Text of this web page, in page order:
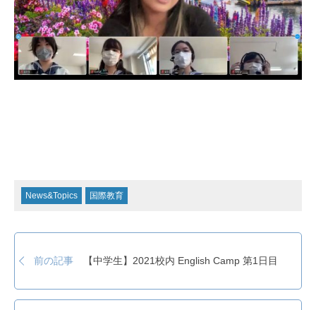
News&Topics 国際教育
前の記事 【中学生】2021校内 English Camp 第1日目